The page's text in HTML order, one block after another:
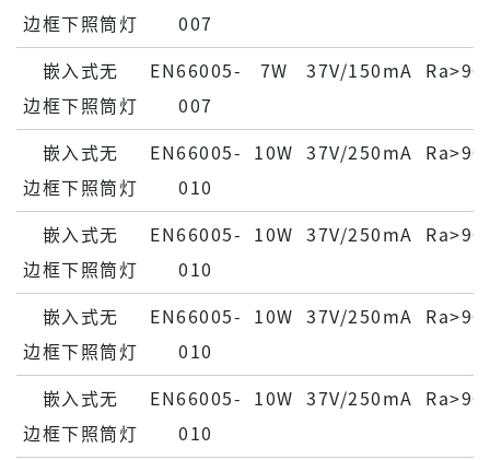
边框下照筒灯
007
嵌⼊式⽆
边框下照筒灯
EN66005-
007
7W 37V/150mA Ra>90
嵌⼊式⽆
边框下照筒灯
EN66005-
010
10W 37V/250mA Ra>90
嵌⼊式⽆
边框下照筒灯
EN66005-
010
10W 37V/250mA Ra>90
嵌⼊式⽆
边框下照筒灯
EN66005-
010
10W 37V/250mA Ra>90
嵌⼊式⽆
边框下照筒灯
EN66005-
010
10W 37V/250mA Ra>90